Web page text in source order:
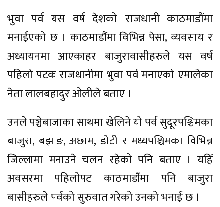
भुवा पर्व यस वर्ष देशको राजधानी काठमाडौंमा
मनाईएको छ । काठमाडौंमा विभिन्न पेसा, व्यवसाय र
अध्यायनमा आएकाहर बाजुरावासीहरुले यस वर्ष
पहिलो पटक राजधानीमा भुवा पर्व मनाएको एमालेका
नेता लालबहादुर ओलीले बताए ।
उनले पञ्चेबाजाका साथमा खेलिने यो पर्व सुदूरपश्चिमका
बाजुरा, बझाङ, अछाम, डोटी र मध्यपश्चिमका विभिन्न
जिल्लामा मनाउने चलन रहेको पनि बताए । यहिँ
अवसरमा पहिलोपट काठमाडौंमा पनि बाजुरा
बासीहरुले पर्वको सुरुवात गरेको उनको भनाई छ ।